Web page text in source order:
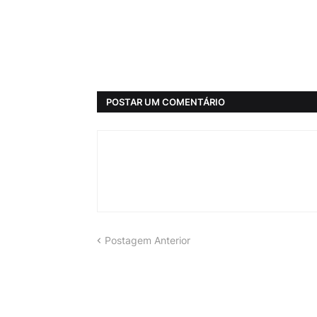
POSTAR UM COMENTÁRIO
Postagem Anterior